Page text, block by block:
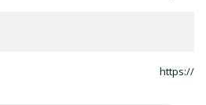
https://